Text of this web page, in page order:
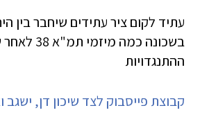
בשכונה כמה
ההתנגדויות
קבוצת פייסבוק לצד שיכון דן, ישגב